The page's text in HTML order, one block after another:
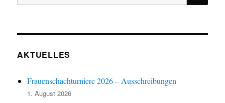
nach:
AKTUELLES
Frauenschachturniere 2026 – Ausschreibungen
1. August 2026